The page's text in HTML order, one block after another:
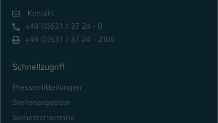
Kontakt
+49 (0)631 / 37 24 - 0
+49 (0)631 / 37 24 - 2105
Schnellzugriff
Pressemitteilungen
Stellenangebote
Semestertermine